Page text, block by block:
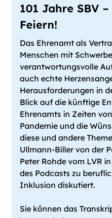
101 Jahre SBV
Feiern!
Das Ehrenamt als
Menschen mit
verantwortungsvolle
auch echte
Herausforderungen in
Blick auf die künftige
Ehrenamts in Zeiten
Pandemie und die
diese und andere
Ullmann-Biller von der
Peter Rohde vom LVR
des Podcasts zu
Inklusion diskutiert.
Sie können das